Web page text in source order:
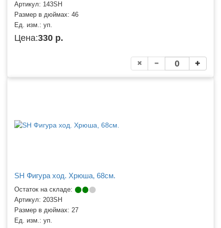
Артикул: 143SH
Размер в дюймах: 46
Ед. изм.: уп.
Цена:330 р.
SH Фигура ход. Хрюша, 68см.
Остаток на складе:
Артикул: 203SH
Размер в дюймах: 27
Ед. изм.: уп.